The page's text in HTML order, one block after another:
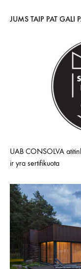
JUMS TAIP PAT GALI
UAB CONSOLVA
ir yra sertifikuota